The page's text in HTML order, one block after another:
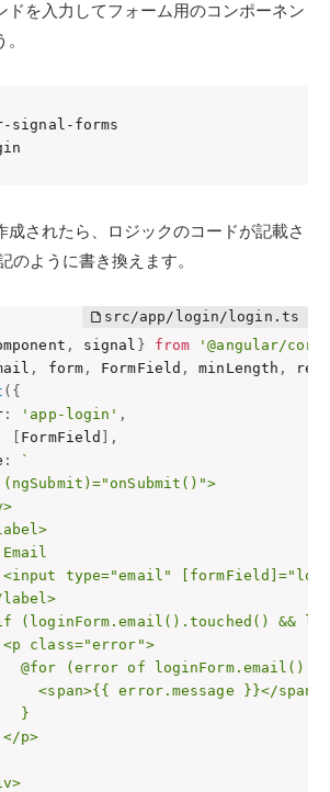
ドを入力してフォーム用のコンポーネン
signal-forms
成されたら、ロジックのコードが記載さ
のように書き換えます。
, signal } from
'@angular/
, form, FormField , minLength ,
( {
: 'app-login' ,
FormField
,
:
`
type="email"
(loginForm.email().touched() &&
class="error">
@for (error of
<span>{{ error.message }}</span>
}
p>